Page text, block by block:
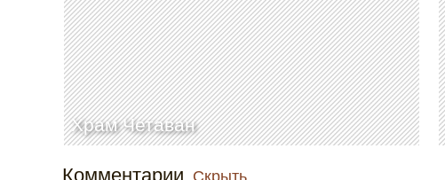
Храм Четаван
Комментарии Скрыть